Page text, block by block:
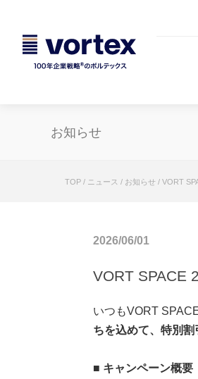
お知らせ
TOP / ニュース / お知らせ / VORT
2026/06/01
VORT SPACE
いつもVORT
ちを込めて、特別
■ キャンペーン概要